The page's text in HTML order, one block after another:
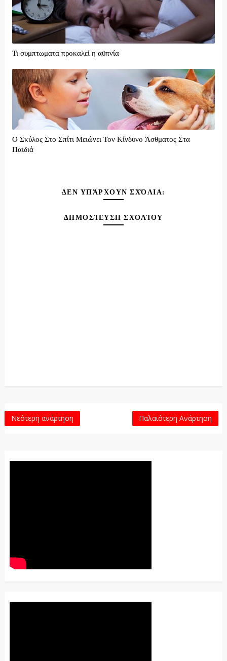
Τι συμπτωματα προκαλεί η αϋπνία
Ο Σκύλος Στο Σπίτι Μειώνει Τον Κίνδυνο Άσθματος Στα
Παιδιά
ΔΕΝ ΥΠΆΡΧΟΥΝ ΣΧΌΛΙΑ:
ΔΗΜΟΣΊΕΥΣΗ ΣΧΟΛΊΟΥ
Νεότερη ανάρτηση Παλαιότερη Ανάρτηση